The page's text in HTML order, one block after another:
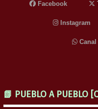
Facebook
Instagram
Canal
📗 PUEBLO A PUEBLO